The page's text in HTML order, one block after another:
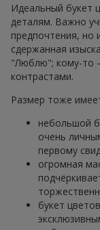
Идеальный букет
деталям. Важно
предпочтения, но
сдержанная
"Люблю"; кому-то
контрастами.
Размер тоже
небольшой
очень
первому
огромная
букет